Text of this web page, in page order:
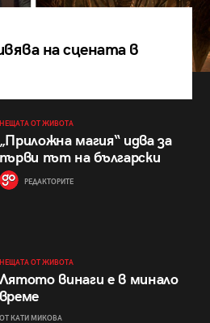
на сцената в
НЕЩАТА ОТ ЖИВОТА
„Приложна магия“ идва за
първи път на български
РЕДАКТОРИТЕ
НЕЩАТА ОТ ЖИВОТА
Лятото винаги е в минало
време
ОТ КАТИ МИКОВА